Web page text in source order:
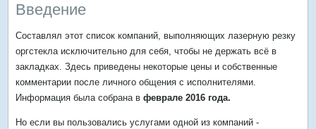
Введение
Составлял этот список компаний, выполняющих лазерную резку
оргстекла исключительно для себя, чтобы не держать всё в
закладках. Здесь приведены некоторые цены и собственные
комментарии после личного общения с исполнителями.
Информация была собрана вфеврале 2016 года.
Но если вы пользовались услугами одной из компаний -